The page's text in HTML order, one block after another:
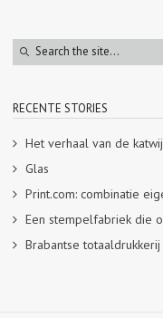
RECENTE STORIES
Het verhaal van de
Glas
Print.com: combinatie
Een stempelfabriek die
Brabantse